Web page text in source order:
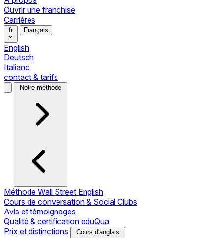
Ouvrir une franchise
Carrières
fr Français
English
Deutsch
Italiano
contact & tarifs
Notre méthode
Méthode Wall Street English
Cours de conversation & Social Clubs
Avis et témoignages
Qualité & certification eduQua
Prix et distinctions
Cours d'anglais